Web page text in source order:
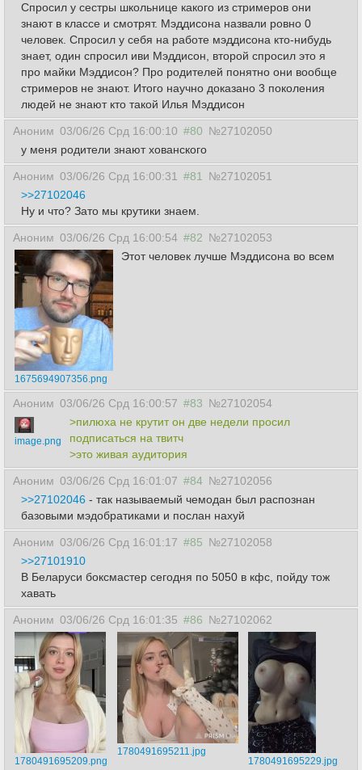
Спросил у сестры школьнице какого из стримеров они
знают в классе и смотрят. Мэддисона назвали ровно 0
человек. Спросил у себя на работе мэддисона кто-нибудь
знает, один спросил иви Мэддисон, второй спросил это я
про майки Мэддисон? Про родителей понятно они вообще
стримеров не знают. Итого научно доказано 3 поколения
людей не знают кто такой Илья Мэддисон
Аноним 03/06/26 Срд 16:00:10 #80 №27102050
у меня родители знают хованского
Аноним 03/06/26 Срд 16:00:31 #81 №27102051
>>27102046
Ну и что? Зато мы крутики знаем.
Аноним 03/06/26 Срд 16:00:54 #82 №27102053
1675694907356.png
Этот человек лучше Мэддисона во всем
Аноним 03/06/26 Срд 16:00:57 #83 №27102054
image.png
>пилюха не крутит он две недели просил
подписаться на твитч
>это живая аудитория
Аноним 03/06/26 Срд 16:01:07 #84 №27102056
>>27102046 - так называемый чемодан был распознан
базовыми мэдобратиками и послан нахуй
Аноним 03/06/26 Срд 16:01:17 #85 №27102058
>>27101910
В Беларуси боксмастер сегодня по 5050 в кфс, пойду тож
хавать
Аноним 03/06/26 Срд 16:01:35 #86 №27102062
1780491695209.png
1780491695211.jpg
1780491695229.jpg